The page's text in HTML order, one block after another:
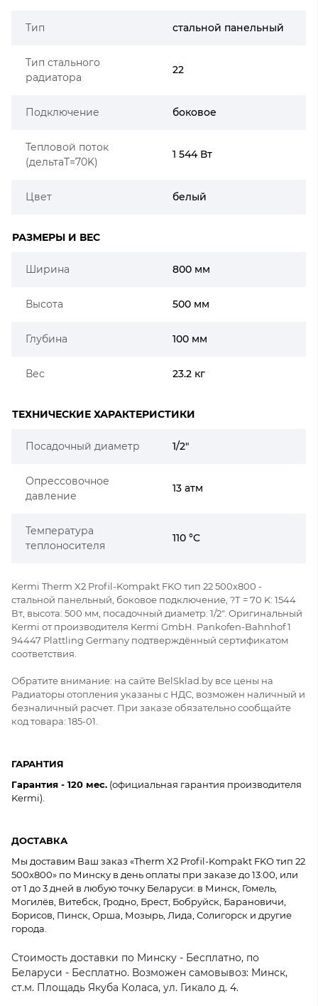
Тип стальной панельный
Тип стального
радиатора
22
Подключение боковое
Тепловой поток
(дельтаT=70K)
1 544 Вт
Цвет белый
РАЗМЕРЫ И ВЕС
Ширина 800 мм
Высота 500 мм
Глубина 100 мм
Вес 23.2 кг
ТЕХНИЧЕСКИЕ ХАРАКТЕРИСТИКИ
Посадочный диаметр 1/2"
Опрессовочное
давление
13 атм
Температура
теплоносителя
110 °C
Kermi Therm X2 Profil-Kompakt FKO тип 22 500x800 -
стальной панельный, боковое подключение, ?Т = 70 K: 1544
Вт, высота: 500 мм, посадочный диаметр: 1/2". Оригинальный
Kermi от производителя Kermi GmbH. Pankofen-Bahnhof 1
94447 Plattling Germany подтверждённый сертификатом
соответствия.
Обратите внимание: на сайте BelSklad.by все цены на
Радиаторы отопления указаны с НДС, возможен наличный и
безналичный расчет. При заказе обязательно сообщайте
код товара: 185-01.
ГАРАНТИЯ
Гарантия - 120 мес. (официальная гарантия производителя
Kermi).
ДОСТАВКА
Мы доставим Ваш заказ «Therm X2 Profil-Kompakt FKO тип 22
500x800» по Минску в день оплаты при заказе до 13:00, или
от 1 до 3 дней в любую точку Беларуси: в Минск, Гомель,
Могилёв, Витебск, Гродно, Брест, Бобруйск, Барановичи,
Борисов, Пинск, Орша, Мозырь, Лида, Солигорск и другие
города.
Стоимость доставки по Минску - Бесплатно, по
Беларуси - Бесплатно. Возможен самовывоз: Минск,
ст.м. Площадь Якуба Коласа, ул. Гикало д. 4.